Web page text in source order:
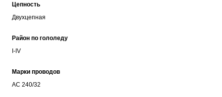
Цепность
Двухцепная
Район по гололеду
I-IV
Марки проводов
АС 240/32